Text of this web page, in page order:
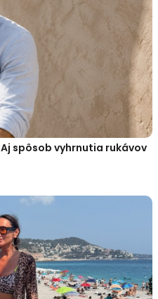
spôsob vyhrnutia rukávov